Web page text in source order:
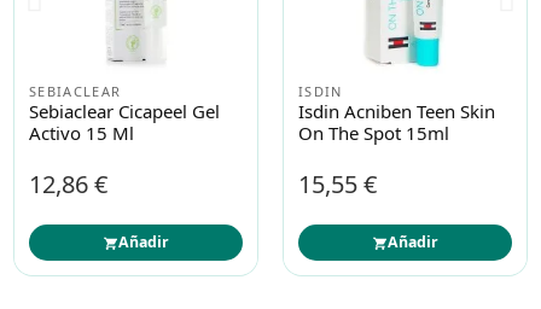
SEBIACLEAR
Sebiaclear Cicapeel Gel
Activo 15 Ml
12,86 €
Añadir
ISDIN
Isdin Acniben Teen Skin
On The Spot 15ml
15,55 €
Añadir